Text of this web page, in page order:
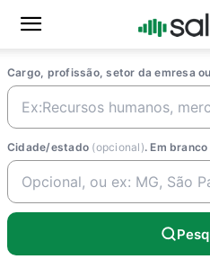
Cargo, profissão, setor da emresa
Cidade/estado (opcional). Em